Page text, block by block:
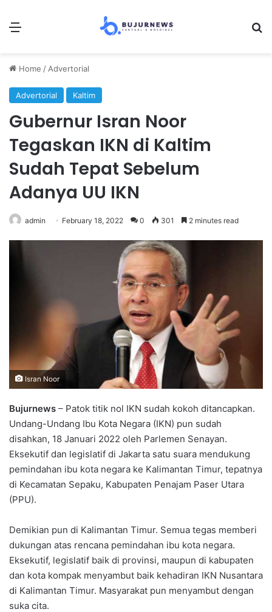
Menu
Home / Advertorial
Advertorial Kaltim
Gubernur Isran Noor
Tegaskan IKN di Kaltim
Sudah Tepat Sebelum
Adanya UU IKN
admin February 18, 2022 0 301 2 minutes read
Isran Noor
Bujurnews – Patok titik nol IKN sudah kokoh ditancapkan.
Undang-Undang Ibu Kota Negara (IKN) pun sudah
disahkan, 18 Januari 2022 oleh Parlemen Senayan.
Eksekutif dan legislatif di Jakarta satu suara mendukung
pemindahan ibu kota negara ke Kalimantan Timur, tepatnya
di Kecamatan Sepaku, Kabupaten Penajam Paser Utara
(PPU).
Demikian pun di Kalimantan Timur. Semua tegas memberi
dukungan atas rencana pemindahan ibu kota negara.
Eksekutif, legislatif baik di provinsi, maupun di kabupaten
dan kota kompak menyambut baik kehadiran IKN Nusantara
di Kalimantan Timur. Masyarakat pun menyambut dengan
suka cita.